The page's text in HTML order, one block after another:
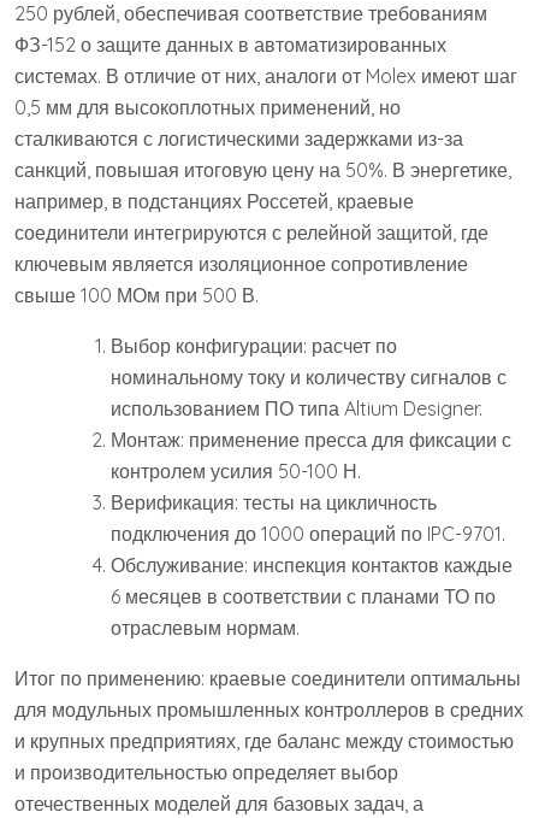
250 рублей, обеспечивая соответствие требованиям
ФЗ-152 о защите данных в автоматизированных
системах. В отличие от них, аналоги от Molex имеют шаг
0,5 мм для высокоплотных применений, но
сталкиваются с логистическими задержками из-за
санкций, повышая итоговую цену на 50%. В энергетике,
например, в подстанциях Россетей, краевые
соединители интегрируются с релейной защитой, где
ключевым является изоляционное сопротивление
свыше 100 МОм при 500 В.
Выбор конфигурации: расчет по
номинальному току и количеству сигналов с
использованием ПО типа Altium Designer.
Монтаж: применение пресса для фиксации с
контролем усилия 50-100 Н.
Верификация: тесты на цикличность
подключения до 1000 операций по IPC-9701.
Обслуживание: инспекция контактов каждые
6 месяцев в соответствии с планами ТО по
отраслевым нормам.
Итог по применению: краевые соединители оптимальны
для модульных промышленных контроллеров в средних
и крупных предприятиях, где баланс между стоимостью
и производительностью определяет выбор
отечественных моделей для базовых задач, а